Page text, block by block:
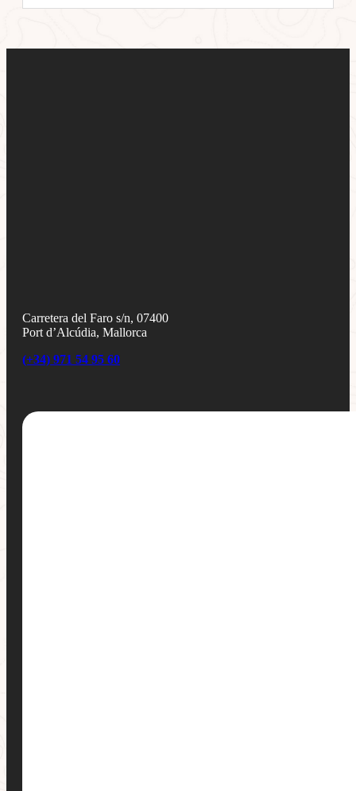
Carretera del Faro s/n, 07400
Port d’Alcúdia, Mallorca
(+34) 971 54 95 60